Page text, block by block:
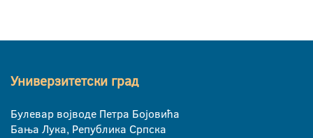
Универзитетски град
Булевар војводе Петра Бојовића
Бања Лука, Република Српска